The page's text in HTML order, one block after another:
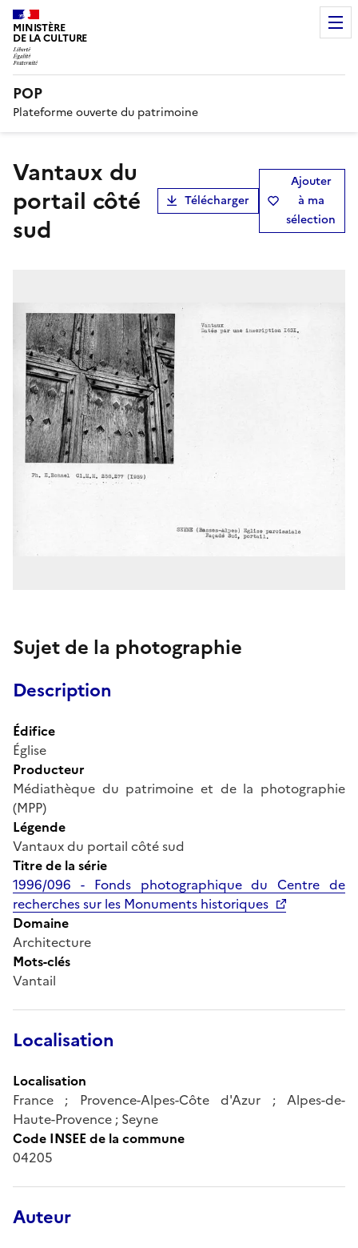
MINISTÈRE
DE LA CULTURE
POP
Plateforme ouverte du patrimoine
Vantaux du
portail côté
sud
Télécharger
Ajouter
à ma
sélection
Sujet de la photographie
Description
Édifice
Église
Producteur
Médiathèque du patrimoine et de la photographie
(MPP)
Légende
Vantaux du portail côté sud
Titre de la série
1996/096 - Fonds photographique du Centre de
recherches sur les Monuments historiques
Domaine
Architecture
Mots-clés
Vantail
Localisation
Localisation
France ; Provence-Alpes-Côte d'Azur ; Alpes-de-
Haute-Provence ; Seyne
Code INSEE de la commune
04205
Auteur